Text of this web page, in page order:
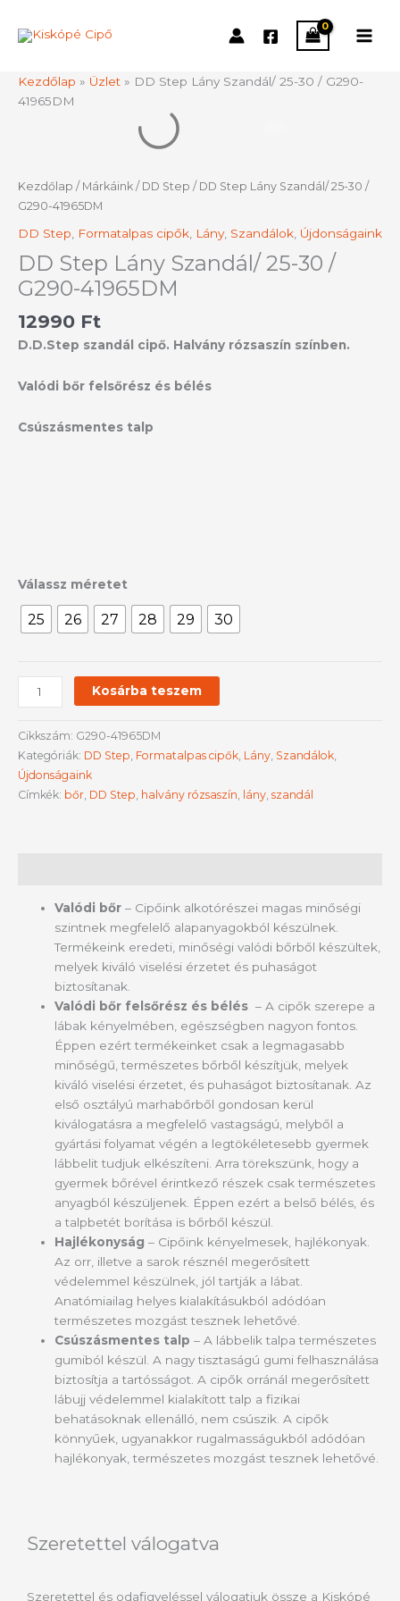
Kezdőlap » Üzlet » DD Step Lány Szandál/ 25-30 / G290-
41965DM
Kezdőlap / Márkáink / DD Step / DD Step Lány Szandál/ 25-30 /
G290-41965DM
DD Step Formatalpas cipők Lány, Szandálok Újdonságaink
DD Step Lány Szandál/ 25-30 /
G290-41965DM
12990 Ft
D.D.Step szandál cipő. Halvány rózsaszín színben.
Valódi bőr felsőrész és bélés
Csúszásmentes talp
Válassz méretet
25 26 27 28 29 30
Szandál/
/
G290-
mennyiség
Kosárba teszem
Cikkszám: G290-41965DM
Kategóriák: DD Step Formatalpas cipők Lány Szandálok
Újdonságaink
Címkék: bőr DD Step halvány rózsaszín lány szandál
Valódi bőr– Cipőink alkotórészei magas minőségi
szintnek megfelelő alapanyagokból készülnek.
Termékeink eredeti, minőségi valódi bőrből készültek,
melyek kiváló viselési érzetet és puhaságot
biztosítanak.
Valódi bőr felsőrész és bélés– A cipők szerepe a
lábak kényelmében, egészségben nagyon fontos.
Éppen ezért termékeinket csak a legmagasabb
minőségű, természetes bőrből készítjük, melyek
kiváló viselési érzetet, és puhaságot biztosítanak. Az
első osztályú marhabőrből gondosan kerül
kiválogatásra a megfelelő vastagságú, melyből a
gyártási folyamat végén a legtökéletesebb gyermek
lábbelit tudjuk elkészíteni. Arra törekszünk, hogy a
gyermek bőrével érintkező részek csak természetes
anyagból készüljenek. Éppen ezért a belső bélés, és
a talpbetét borítása is bőrből készül.
Hajlékonyság– Cipőink kényelmesek, hajlékonyak.
Az orr, illetve a sarok résznél megerősített
védelemmel készülnek, jól tartják a lábat.
Anatómiailag helyes kialakításukból adódóan
természetes mozgást tesznek lehetővé.
Csúszásmentes talp– A lábbelik talpa természetes
gumiból készül. A nagy tisztaságú gumi felhasználása
biztosítja a tartósságot. A cipők orránál megerősített
lábujj védelemmel kialakított talp a fizikai
behatásoknak ellenálló, nem csúszik. A cipők
könnyűek, ugyanakkor rugalmasságukból adódóan
hajlékonyak, természetes mozgást tesznek lehetővé.
Szeretettel válogatva
Szeretettel és odafigyeléssel válogatjuk össze a Kiskópé